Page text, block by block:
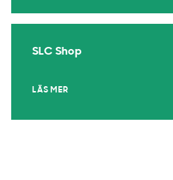
SLC Shop
LÄS MER